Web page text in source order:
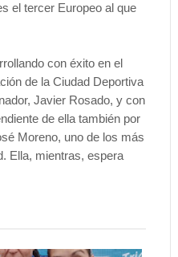
el tercer Europeo al que
con éxito en el
de la Ciudad Deportiva
Javier Rosado, y con
de ella también por
Moreno, uno de los más
Ella, mientras, espera